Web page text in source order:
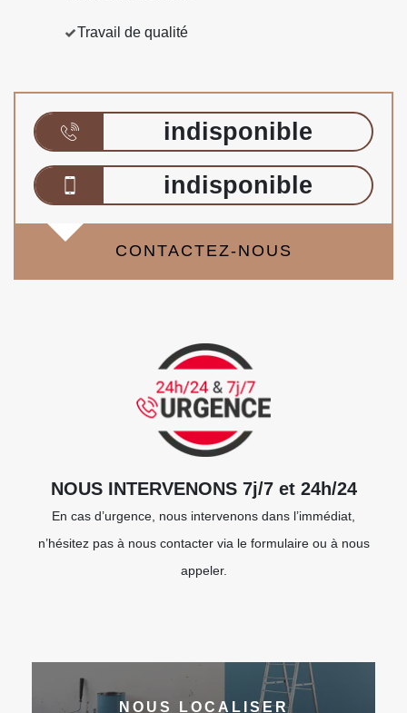
Travail de qualité
indisponible
indisponible
CONTACTEZ-NOUS
NOUS INTERVENONS 7j/7 et 24h/24
En cas d’urgence, nous intervenons dans l’immédiat,
n’hésitez pas à nous contacter via le formulaire ou à nous
appeler.
NOUS LOCALISER